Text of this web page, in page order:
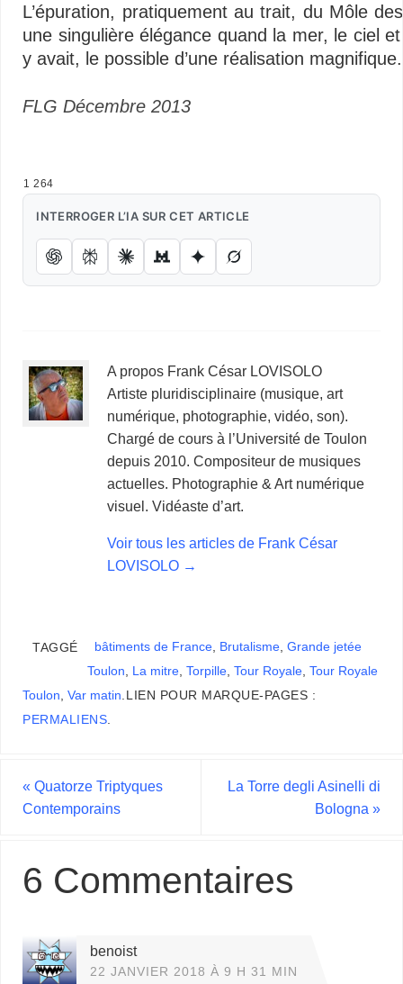
L’épuration, pratiquement au trait, du Môle
une singulière élégance quand la mer, le ciel
y avait, le possible d’une réalisation magnifique.
FLG Décembre 2013
1 264
INTERROGER L’IA SUR CET ARTICLE
A propos Frank César LOVISOLO
Artiste pluridisciplinaire (musique, art
numérique, photographie, vidéo, son).
Chargé de cours à l’Université de Toulon
depuis 2010. Compositeur de musiques
actuelles. Photographie & Art numérique
visuel. Vidéaste d’art.
Voir tous les articles de Frank César
LOVISOLO →
TAGGÉ bâtiments de France, Brutalisme, Grande jetée
Toulon, La mitre, Torpille, Tour Royale, Tour Royale
Toulon,Var matin. LIEN POUR MARQUE-PAGES :
PERMALIENS.
« Quatorze Triptyques
Contemporains
La Torre degli Asinelli di
Bologna »
6 Commentaires
benoist
22 JANVIER 2018 À 9 H 31 MIN